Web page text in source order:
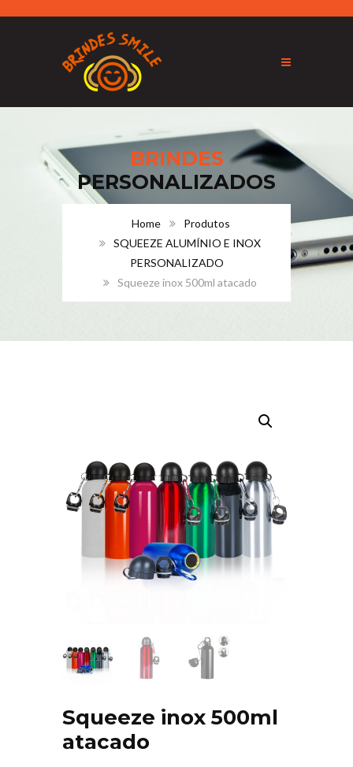
BRINDES
PERSONALIZADOS
Home
Produtos
SQUEEZE ALUMÍNIO E INOX
PERSONALIZADO
Squeeze inox 500ml atacado
Squeeze inox 500ml
atacado